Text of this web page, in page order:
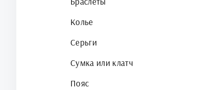
Колье
Серьги
Сумка или клатч
Пояс